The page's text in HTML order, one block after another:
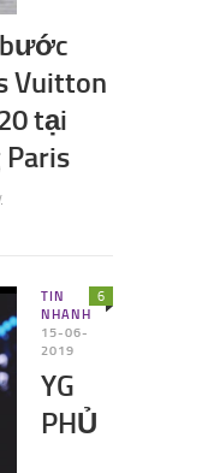
Vuitton
tại
TIN
NHANH
15-06-
2019
YG
PHỦ
6